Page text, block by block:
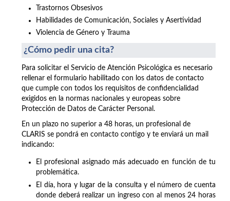
Trastornos Obsesivos
Habilidades de Comunicación, Sociales y Asertividad
Violencia de Género y Trauma
¿Cómo pedir una cita?
Para solicitar el Servicio de Atención Psicológica es necesario
rellenar el formulario habilitado con los datos de contacto
que cumple con todos los requisitos de confidencialidad
exigidos en la normas nacionales y europeas sobre
Protección de Datos de Carácter Personal.
En un plazo no superior a 48 horas, un profesional de
CLARIS se pondrá en contacto contigo y te enviará un mail
indicando:
El profesional asignado más adecuado en función de tu
problemática.
El día, hora y lugar de la consulta y el número de cuenta
donde deberá realizar un ingreso con al menos 24 horas